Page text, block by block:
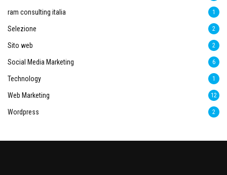
ram consulting italia 1
Selezione 2
Sito web 2
Social Media Marketing 6
Technology 1
Web Marketing 12
Wordpress 2